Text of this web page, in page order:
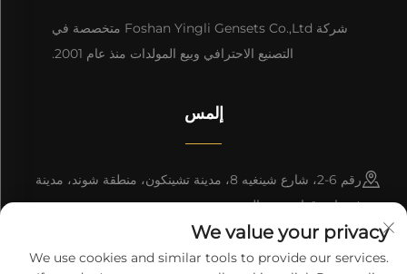
شركة Foshan Yingli Gensets Co.,Ltd متخصصة في
التصنيع الاحترافي وبيع المولدات منذ عام 2001.
إلمس
رقم 6-2، شارع شينغيه 8، مدينة تشينكون، منطقة شوند، مدينة
فوشان، قوانغدونغ، الصين.
8618676517177
We value your privacy
We use cookies and similar tools to provide our services.